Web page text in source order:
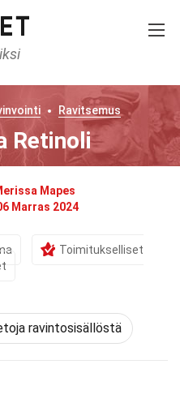
Ravitsemus
Retinoli
Mapes
Marras 2024
Toimitukselliset
ravintosisällöstä